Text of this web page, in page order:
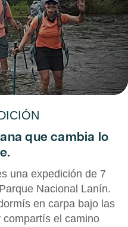
que cambia lo
una expedición de 7
Nacional Lanín.
en carpa bajo las
compartís el camino